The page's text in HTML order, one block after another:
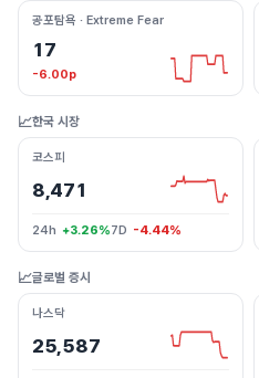
공포탐욕 · Extreme Fear
17
-6.00p
📈한국 시장
코스피
8,471
24h +3.26%7D -4.44%
📈글로벌 증시
나스닥
25,587